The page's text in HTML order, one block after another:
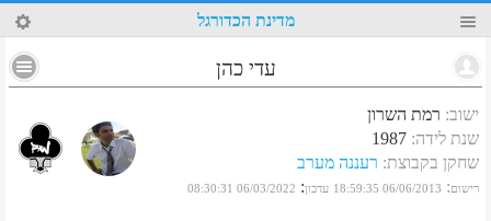
29 מדינת הכדורגל
עדי כהן
ישוב: רמת השרון
שנת לידה:
1987
שחקן בקבוצת: רעננה מערב
רישום:
06/06/2013 18:59:35 עדכון:
06/03/2022 08:30:31